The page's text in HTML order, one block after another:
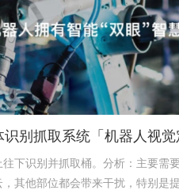
桶状物体识别抓取系统「机器人视觉定位抓取解决方案」
别并抓取桶。分析：主要需要提取
部位都会带来干扰，特别是提取抓